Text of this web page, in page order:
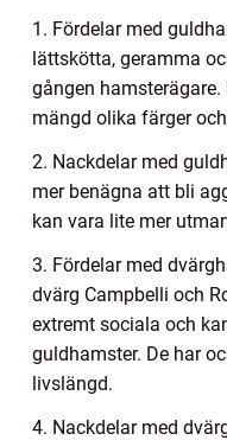
1. Fördelar med
lättskötta, geramma
gången
mängd olika färger
2. Nackdelar med
mer benägna att bli
kan vara lite mer
3. Fördelar med
dvärg Campbelli och
extremt sociala och
guldhamster. De har
livslängd.
4. Nackdelar med